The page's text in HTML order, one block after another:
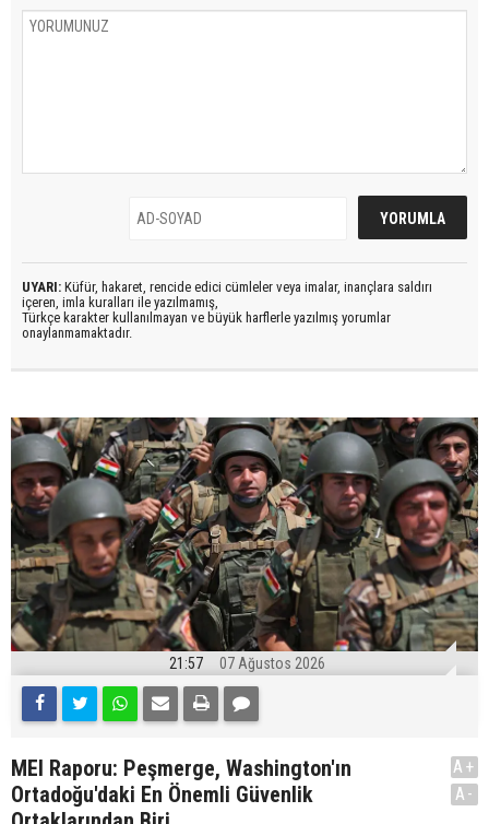
UYARI: Küfür, hakaret, rencide edici cümleler veya imalar, inançlara saldırı
içeren, imla kuralları ile yazılmamış,
Türkçe karakter kullanılmayan ve büyük harflerle yazılmış yorumlar
onaylanmamaktadır.
21:57 07 Ağustos 2026
MEI Raporu: Peşmerge, Washington'ın
Ortadoğu'daki En Önemli Güvenlik
A+
A-